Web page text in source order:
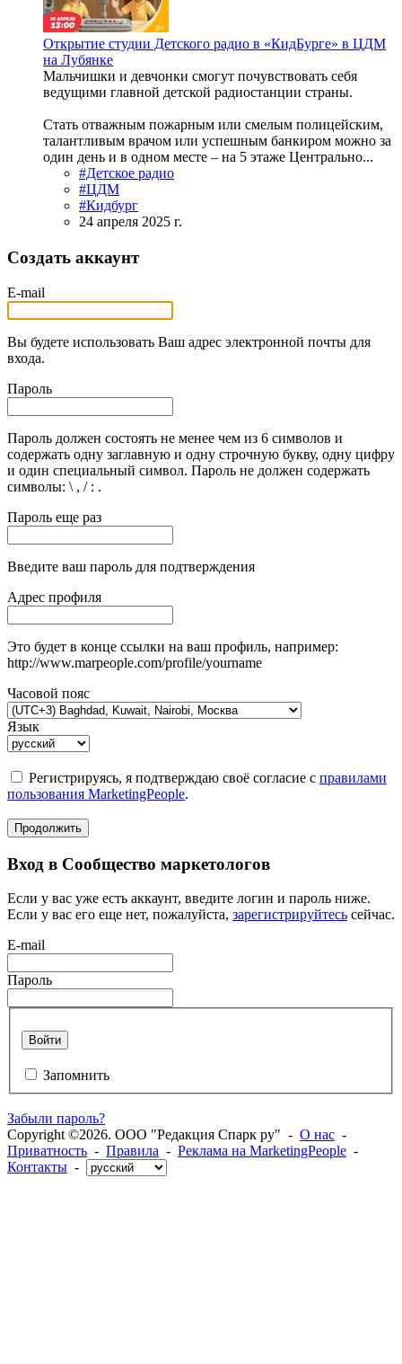
Открытие студии Детского радио в «КидБурге» в ЦДМ
на Лубянке
Мальчишки и девчонки смогут почувствовать себя
ведущими главной детской радиостанции страны.
Стать отважным пожарным или смелым полицейским,
талантливым врачом или успешным банкиром можно за
один день и в одном месте – на 5 этаже Центрально...
#Детское радио
#ЦДМ
#Кидбург
24 апреля 2025 г.
Создать аккаунт
E-mail
Вы будете использовать Ваш адрес электронной почты для
входа.
Пароль
Пароль должен состоять не менее чем из 6 символов и
содержать одну заглавную и одну строчную букву, одну цифру
и один специальный символ. Пароль не должен содержать
символы: \ , / : .
Пароль еще раз
Введите ваш пароль для подтверждения
Адрес профиля
Это будет в конце ссылки на ваш профиль, например:
http://www.marpeople.com/profile/yourname
Часовой пояс
Язык
Регистрируясь, я подтверждаю своё согласие с правилами
пользования MarketingPeople.
Продолжить
Вход в Сообщество маркетологов
Если у вас уже есть аккаунт, введите логин и пароль ниже.
Если у вас его еще нет, пожалуйста, зарегистрируйтесь сейчас.
E-mail
Пароль
Войти
Запомнить
Забыли пароль?
Copyright ©2026. ООО "Редакция Спарк ру" - О нас -
Приватность - Правила - Реклама на MarketingPeople -
Контакты -